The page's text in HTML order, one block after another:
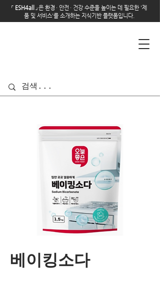
「 ESH4all 」은 환경 · 안전 · 건강 수준을 높이는 데 필요한 '제
품 및 서비스'를 소개하는 지식기반 플랫폼입니다.
베이킹소다